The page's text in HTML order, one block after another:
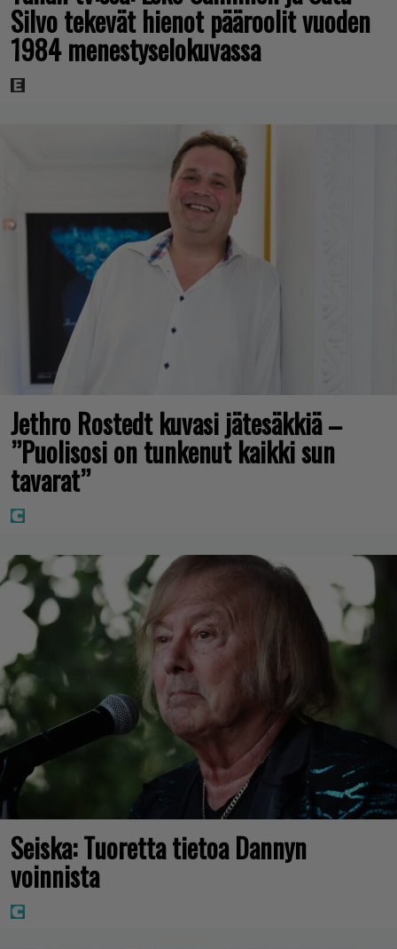
Silvo tekevät hienot pääroolit vuoden
1984 menestyselokuvassa
Jethro Rostedt kuvasi jätesäkkiä –
”Puolisosi on tunkenut kaikki sun
tavarat”
Seiska: Tuoretta tietoa Dannyn
voinnista